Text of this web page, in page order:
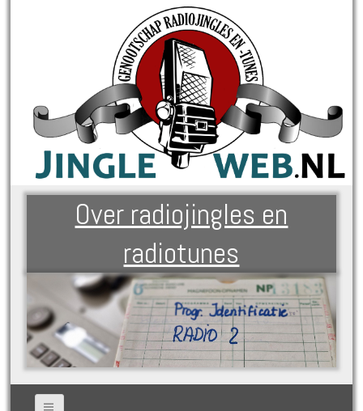
Over radiojingles en
radiotunes